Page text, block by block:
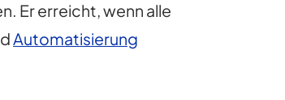
Er erreicht, wenn alle
Automatisierung